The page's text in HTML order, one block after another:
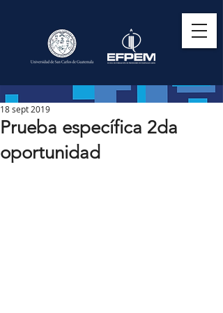
Prueba específica 2da
oportunidad
18 sept 2019